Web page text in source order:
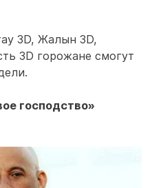
3D, Жалын 3D,
3D горожане смогут
господство»